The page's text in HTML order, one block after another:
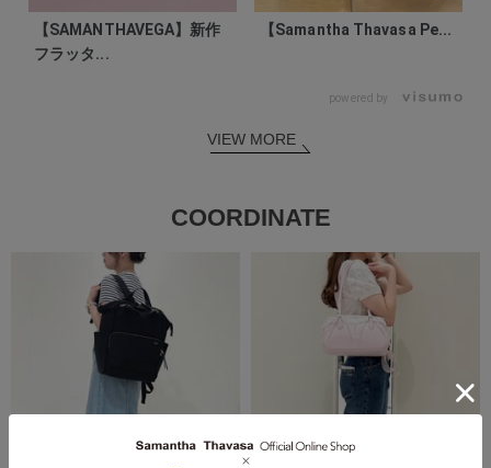
【SAMANTHAVEGA】新作
フラッタ...
【Samantha Thavasa Pe...
powered by
VIEW MORE
COORDINATE